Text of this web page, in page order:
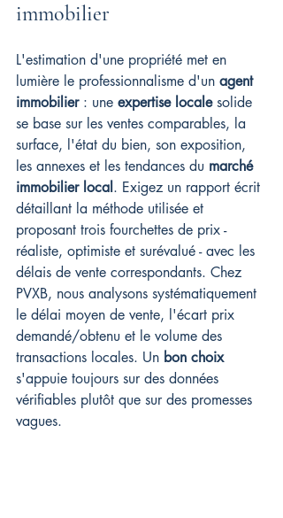
immobilier
L'estimation d'une propriété met en
lumière le professionnalisme d'un agent
immobilier : une expertise locale solide
se base sur les ventes comparables, la
surface, l'état du bien, son exposition,
les annexes et les tendances du marché
immobilier local. Exigez un rapport écrit
détaillant la méthode utilisée et
proposant trois fourchettes de prix -
réaliste, optimiste et surévalué - avec les
délais de vente correspondants. Chez
PVXB, nous analysons systématiquement
le délai moyen de vente, l'écart prix
demandé/obtenu et le volume des
transactions locales. Un bon choix
s'appuie toujours sur des données
vérifiables plutôt que sur des promesses
vagues.